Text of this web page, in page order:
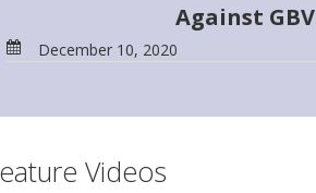
Against GBV
December 10, 2020
Videos